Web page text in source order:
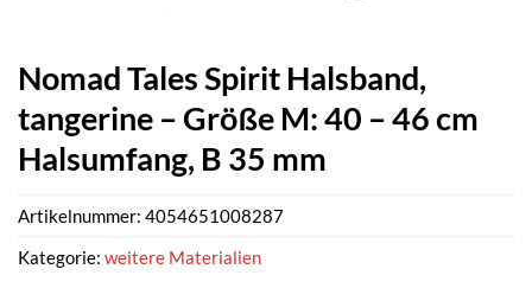
Nomad Tales Spirit Halsband,
tangerine – Größe M: 40 – 46 cm
Halsumfang, B 35 mm
Artikelnummer: 4054651008287
Kategorie: weitere Materialien